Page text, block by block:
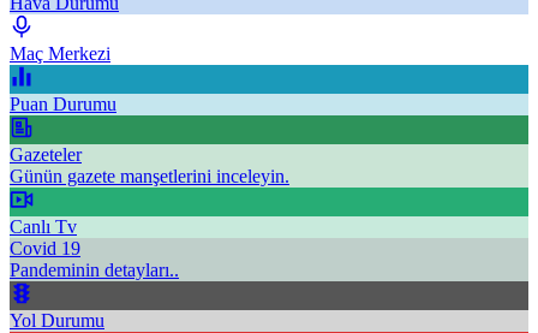
Maç Merkezi
Puan Durumu
Gazeteler
Günün gazete manşetlerini inceleyin.
Canlı Tv
Covid 19
Pandeminin detayları..
Yol Durumu